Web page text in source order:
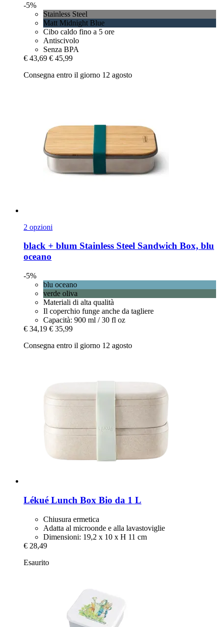
-5%
Stainless Steel
Matt Midnight Blue
Cibo caldo fino a 5 ore
Antiscivolo
Senza BPA
€ 43,69 € 45,99
Consegna entro il giorno 12 agosto
2 opzioni
black + blum Stainless Steel Sandwich Box, blu
oceano
-5%
blu oceano
verde oliva
Materiali di alta qualità
Il coperchio funge anche da tagliere
Capacità: 900 ml / 30 fl oz
€ 34,19 € 35,99
Consegna entro il giorno 12 agosto
Lékué Lunch Box Bio da 1 L
Chiusura ermetica
Adatta al microonde e alla lavastoviglie
Dimensioni: 19,2 x 10 x H 11 cm
€ 28,49
Esaurito